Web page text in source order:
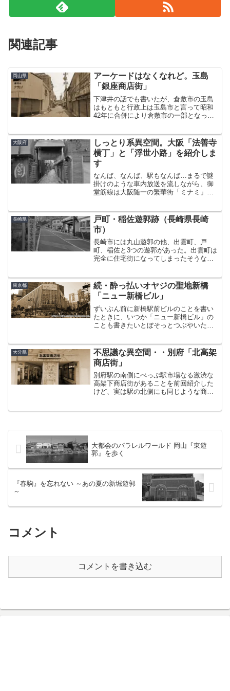
関連記事
岡山県
アーケードはなくなれど。玉島
「銀座商店街」
下津井の話でも書いたが、倉敷市の玉島
はもともと行政上は玉島市と言って昭和
42年に合併により倉敷市の一部となっ
戸時代に干拓が進められて少しずつ陸地
化して行き、戦後は市街化...
大阪府
しっとり系異空間。大阪「法善寺
横丁」と「浮世小路」を紹介しま
す
なんば、なんば、駅もなんば…まるで謎
掛けのような車内放送を流しながら、御
堂筋線は大阪随一の繁華街「ミナミ」の
ずかしながら筆者は最近知ったｗそし
て、地上に出て2～3分...
長崎県
戸町・稲佐遊郭跡（長崎県長崎
市）
長崎市には丸山遊郭の他、出雲町、戸
町、稲佐と3つの遊郭があった。出雲町は
完全に住宅街になってしまったそうなの
が、長崎港によって分断された市域の架
け橋となった「女神大橋」...
東京都
続・酔っ払いオヤジの聖地新橋
「ニュー新橋ビル」
ずいぶん前に新橋駅前ビルのことを書い
たときに、いつか「ニュー新橋ビル」の
ことも書きたいとぼそっとつぶやいた。
先日の山形でミラーレス一眼が壊れてる
ことを知って、銀座...
大分県
不思議な異空間・・別府「北高架
商店街」
別府駅の南側にべっぷ駅市場なる激渋な
高架下商店街があることを前回紹介した
けど、実は駅の北側にも同じような商店
大都会のパラレルワールド 岡山『東遊
郭』を歩く
『春駒』を忘れない ～あの夏の新堀遊郭
～
コメント
コメントを書き込む